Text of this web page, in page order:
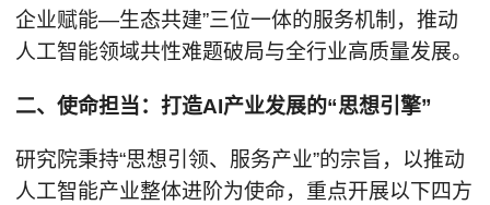
企业赋能—生态共建”三位一体的服务机制，推动
人工智能领域共性难题破局与全行业高质量发展。
二、使命担当：打造AI产业发展的“思想引擎”
研究院秉持“思想引领、服务产业”的宗旨，以推动
人工智能产业整体进阶为使命，重点开展以下四方